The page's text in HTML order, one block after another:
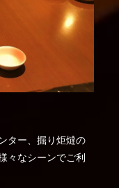
ター、掘り炬燵の
々なシーンでご利